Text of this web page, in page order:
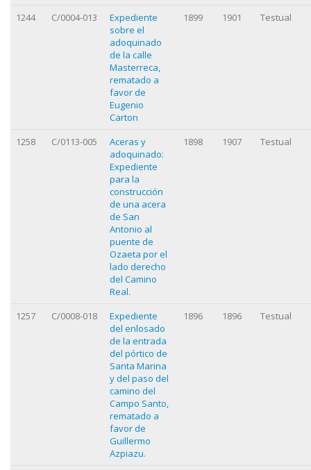
1244 C/0004-013
Expediente
sobre el
adoquinado
de la calle
Masterreca,
rematado a
favor de
Eugenio
Carton
1899 1901 Testual
1258 C/0113-005
Aceras y
adoquinado:
Expediente
para la
construcción
de una acera
de San
Antonio al
puente de
Ozaeta por el
lado derecho
del Camino
Real.
1898 1907 Testual
1257 C/0008-018
Expediente
del enlosado
de la entrada
del pórtico de
Santa Marina
y del paso del
camino del
Campo Santo,
rematado a
favor de
Guillermo
Azpiazu.
1896 1896 Testual